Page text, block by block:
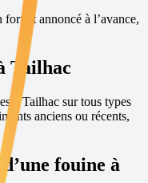
annoncé à l’avance,
Tailhac
àTailhac sur tous types
anciens ou récents,
fouine à